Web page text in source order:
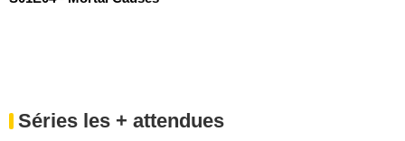
Séries les + attendues